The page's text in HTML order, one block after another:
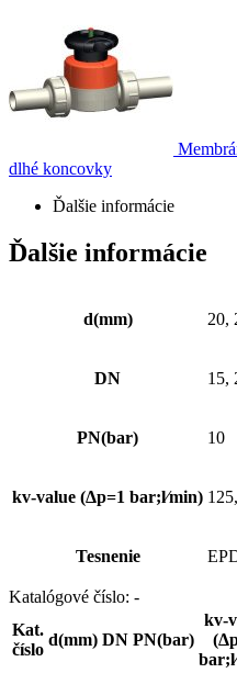
dlhé koncovky
Ďalšie informácie
Ďalšie informácie
d(mm) 20,
DN 15,
PN(bar) 10
kv-value (Δp=1 bar;l⁄min)
Tesnenie
Katalógové číslo: -
Kat.
číslo
d(mm) DN PN(bar)
kv-